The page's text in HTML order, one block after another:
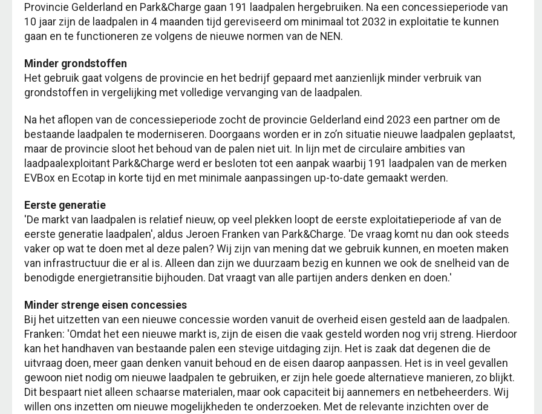
Provincie Gelderland en Park&Charge gaan 191 laadpalen hergebruiken. Na een concessieperiode van
10 jaar zijn de laadpalen in 4 maanden tijd gereviseerd om minimaal tot 2032 in exploitatie te kunnen
gaan en te functioneren ze volgens de nieuwe normen van de NEN.
Minder grondstoffen
Het gebruik gaat volgens de provincie en het bedrijf gepaard met aanzienlijk minder verbruik van
grondstoffen in vergelijking met volledige vervanging van de laadpalen.
Na het aflopen van de concessieperiode zocht de provincie Gelderland eind 2023 een partner om de
bestaande laadpalen te moderniseren. Doorgaans worden er in zo’n situatie nieuwe laadpalen geplaatst,
maar de provincie sloot het behoud van de palen niet uit. In lijn met de circulaire ambities van
laadpaalexploitant Park&Charge werd er besloten tot een aanpak waarbij 191 laadpalen van de merken
EVBox en Ecotap in korte tijd en met minimale aanpassingen up-to-date gemaakt werden.
Eerste generatie
'De markt van laadpalen is relatief nieuw, op veel plekken loopt de eerste exploitatieperiode af van de
eerste generatie laadpalen', aldus Jeroen Franken van Park&Charge. 'De vraag komt nu dan ook steeds
vaker op wat te doen met al deze palen? Wij zijn van mening dat we gebruik kunnen, en moeten maken
van infrastructuur die er al is. Alleen dan zijn we duurzaam bezig en kunnen we ook de snelheid van de
benodigde energietransitie bijhouden. Dat vraagt van alle partijen anders denken en doen.'
Minder strenge eisen concessies
Bij het uitzetten van een nieuwe concessie worden vanuit de overheid eisen gesteld aan de laadpalen.
Franken: 'Omdat het een nieuwe markt is, zijn de eisen die vaak gesteld worden nog vrij streng. Hierdoor
kan het handhaven van bestaande palen een stevige uitdaging zijn. Het is zaak dat degenen die de
uitvraag doen, meer gaan denken vanuit behoud en de eisen daarop aanpassen. Het is in veel gevallen
gewoon niet nodig om nieuwe laadpalen te gebruiken, er zijn hele goede alternatieve manieren, zo blijkt.
Dit bespaart niet alleen schaarse materialen, maar ook capaciteit bij aannemers en netbeheerders. Wij
willen ons inzetten om nieuwe mogelijkheden te onderzoeken. Met de relevante inzichten over de